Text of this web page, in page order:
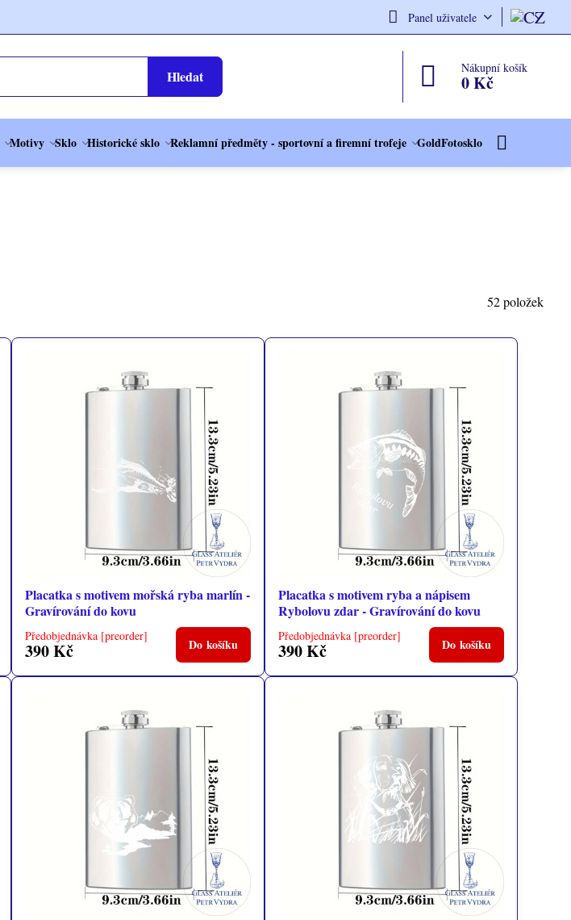
Panel uživatele
Hledat Nákupní košík
0 Kč
Motivy Sklo Historické sklo Reklamní předměty - sportovní a firemní trofeje GoldFotosklo
52 položek
Placatka s motivem mořská ryba marlín -
Gravírování do kovu
Předobjednávka [preorder]
390 Kč Do košíku
Placatka s motivem ryba a nápisem
Rybolovu zdar - Gravírování do kovu
Předobjednávka [preorder]
390 Kč Do košíku